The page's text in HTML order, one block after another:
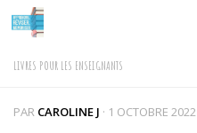
Skip to content
LIVRES POUR LES ENSEIGNANTS
PAR CAROLINE J · 1 OCTOBRE 2022